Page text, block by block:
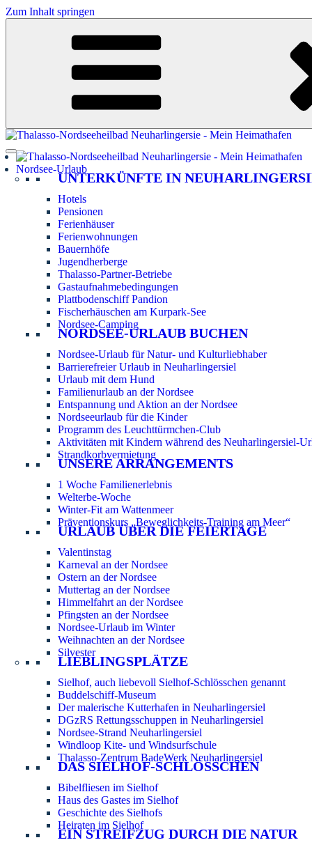
Zum Inhalt springen
Nordsee-Urlaub
UNTERKÜNFTE IN
Hotels
Pensionen
Ferienhäuser
Ferienwohnungen
Bauernhöfe
Jugendherberge
Thalasso-Partner-Betriebe
Gastaufnahmebedingungen
Plattbodenschiff Pandion
Fischerhäuschen am Kurpark-See
Nordsee-Camping
NORDSEE-URLAUB BUCHEN
Nordsee-Urlaub für Natur- und Kulturliebhaber
Barrierefreier Urlaub in Neuharlingersiel
Urlaub mit dem Hund
Familienurlaub an der Nordsee
Entspannung und Aktion an der Nordsee
Nordseeurlaub für die Kinder
Programm des Leuchttürmchen-Club
Aktivitäten mit Kindern während des Neuharlingersiel-
Strandkorbvermietung
UNSERE ARRANGEMENTS
1 Woche Familienerlebnis
Welterbe-Woche
Winter-Fit am Wattenmeer
Präventionskurs „Beweglichkeits-Training am Meer“
URLAUB ÜBER DIE FEIERTAGE
Valentinstag
Karneval an der Nordsee
Ostern an der Nordsee
Muttertag an der Nordsee
Himmelfahrt an der Nordsee
Pfingsten an der Nordsee
Nordsee-Urlaub im Winter
Weihnachten an der Nordsee
Silvester
LIEBLINGSPLÄTZE
Sielhof, auch liebevoll Sielhof-Schlösschen genannt
Buddelschiff-Museum
Der malerische Kutterhafen in Neuharlingersiel
DGzRS Rettungsschuppen in Neuharlingersiel
Nordsee-Strand Neuharlingersiel
Windloop Kite- und Windsurfschule
Thalasso-Zentrum BadeWerk Neuharlingersiel
DAS SIELHOF-SCHLÖSSCHEN
Bibelfliesen im Sielhof
Haus des Gastes im Sielhof
Geschichte des Sielhofs
Heiraten im Sielhof
EIN STREIFZUG DURCH DIE NATUR